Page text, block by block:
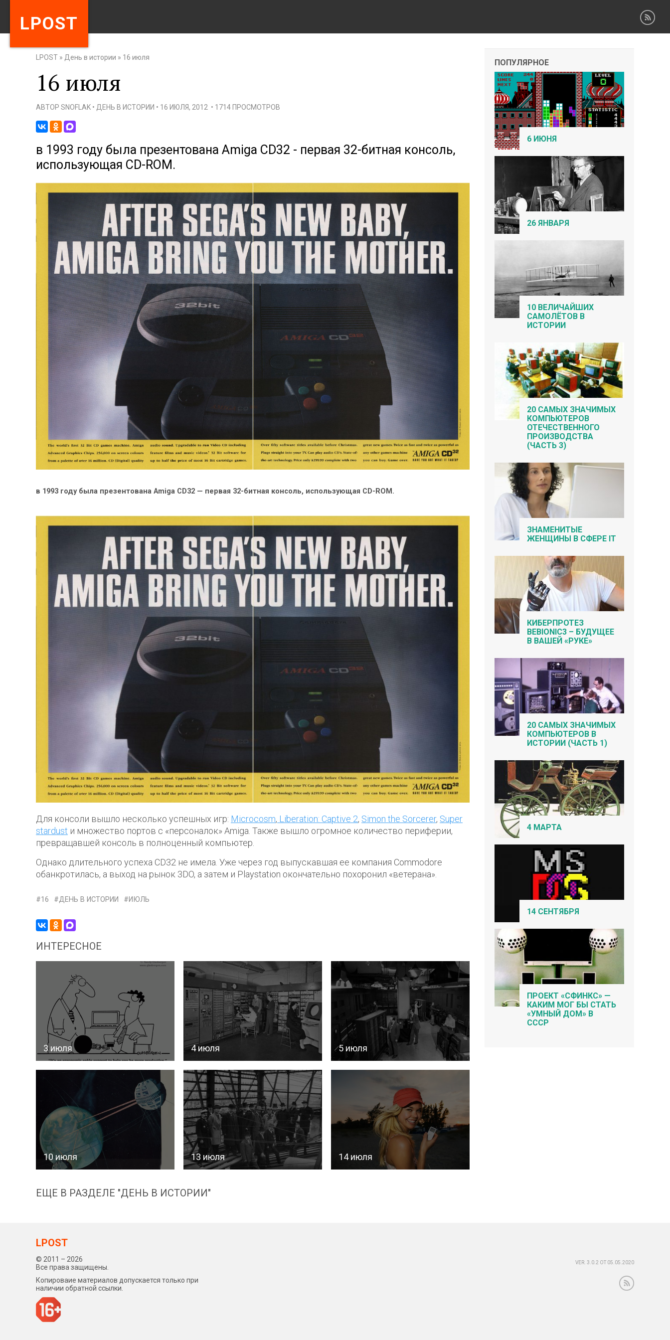
LPOST
LPOST » День в истории » 16 июля
16 июля
АВТОР SNOFLAK • ДЕНЬ В ИСТОРИИ • 16 ИЮЛЯ, 2012 • 1714 ПРОСМОТРОВ
в 1993 году была презентована Amiga CD32 - первая 32-битная консоль,
использующая CD-ROM.
в 1993 году была презентована Amiga CD32 — первая 32-битная консоль, использующая CD-ROM.
Для консоли вышло несколько успешных игр: Microcosm, Liberation: Captive 2, Simon the Sorcerer, Super
stardust и множество портов с «персоналок» Amiga. Также вышло огромное количество периферии,
превращавшей консоль в полноценный компьютер.
Однако длительного успеха CD32 не имела. Уже через год выпускавшая ее компания Commodore
обанкротилась, а выход на рынок 3DO, а затем и Playstation окончательно похоронил «ветерана».
16 ДЕНЬ В ИСТОРИИ ИЮЛЬ
ИНТЕРЕСНОЕ
3 июля 4 июля 5 июля
10 июля 13 июля 14 июля
ЕЩЕ В РАЗДЕЛЕ "ДЕНЬ В ИСТОРИИ"
ПОПУЛЯРНОЕ
6 ИЮНЯ
26 ЯНВАРЯ
10 ВЕЛИЧАЙШИХ
САМОЛЁТОВ В
ИСТОРИИ
20 САМЫХ ЗНАЧИМЫХ
КОМПЬЮТЕРОВ
ОТЕЧЕСТВЕННОГО
ПРОИЗВОДСТВА
(ЧАСТЬ 3)
ЗНАМЕНИТЫЕ
ЖЕНЩИНЫ В СФЕРЕ IT
КИБЕРПРОТЕЗ
BEBIONIC3 – БУДУЩЕЕ
В ВАШЕЙ «РУКЕ»
20 САМЫХ ЗНАЧИМЫХ
КОМПЬЮТЕРОВ В
ИСТОРИИ (ЧАСТЬ 1)
4 МАРТА
14 СЕНТЯБРЯ
ПРОЕКТ «СФИНКС» —
КАКИМ МОГ БЫ СТАТЬ
«УМНЫЙ ДОМ» В
СССР
LPOST
© 2011 – 2026
Все права защищены.
Копироваие материалов допускается только при
наличии обратной ссылки.
VER. 3.0.2 ОТ 05.05.2020